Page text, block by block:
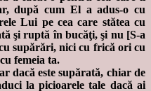
după cum El a adus-o cu
Lui pe cea care stătea cu
şi ruptă în bucăţi, şi nu [S-a
supărări, nici cu frică ori cu
femeia ta.
dacă este supărată, chiar de
la picioarele tale dacă ai